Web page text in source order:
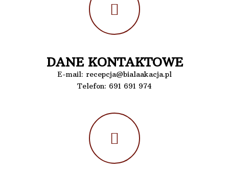
DANE KONTAKTOWE
E-mail: recepcja@bialaakacja.pl
Telefon: 691 691 974